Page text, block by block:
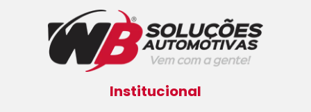
Institucional